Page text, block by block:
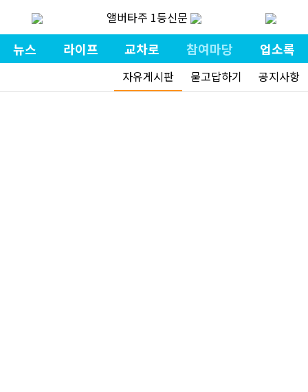
앨버타주 1등신문
뉴스 라이프 교차로 참여마당 업소록
자유게시판 묻고답하기 공지사항